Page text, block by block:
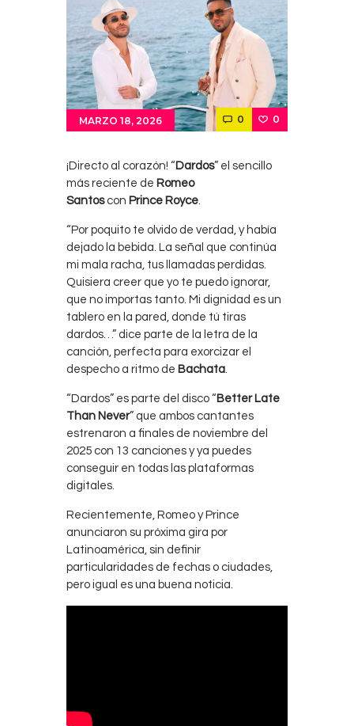
MARZO 18, 2026 0 0
¡Directo al corazón! “ Dardos” el sencillo
más reciente de Romeo
Santoscon Prince Royce
“Por poquito te olvido de verdad, y había
dejado la bebida. La señal que continúa
mi mala racha, tus llamadas perdidas.
Quisiera creer que yo te puedo ignorar,
que no importas tanto. Mi dignidad es un
tablero en la pared, donde tú tiras
dardos…” dice parte de la letra de la
canción, perfecta para exorcizar el
despecho a ritmo de Bachata
“Dardos” es parte del disco “ Better Late
Than Never” que ambos cantantes
estrenaron a finales de noviembre del
2025 con 13 canciones y ya puedes
conseguir en todas las plataformas
digitales.
Recientemente, Romeo y Prince
anunciaron su próxima gira por
Latinoamérica, sin definir
particularidades de fechas o ciudades,
pero igual es una buena noticia.